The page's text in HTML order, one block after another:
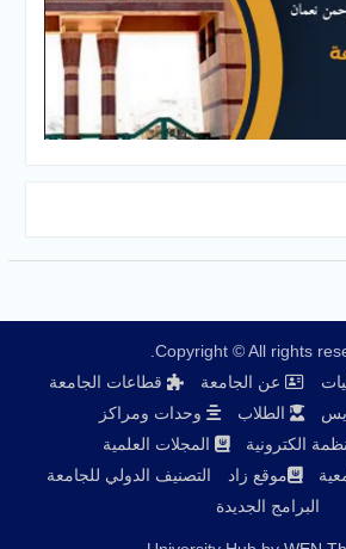
Copyright © All rights
عن الجامعة
قطاعات الجامعة
الطلاب
وحدات ومراكز
الكترونية
المجلات العلمية
موقع زاد
التصنيف الدولي للجامعة
البرامج الجديدة